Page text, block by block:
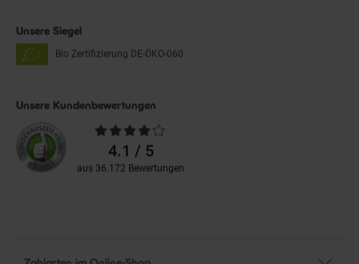
Unsere Siegel
Bio Zertifizierung DE-ÖKO-060
Unsere Kundenbewertungen
Durchschnittliche
Bewertungen4.1 / 5
aus 36.172 Bewertungen
Zahlarten im Online-Shop